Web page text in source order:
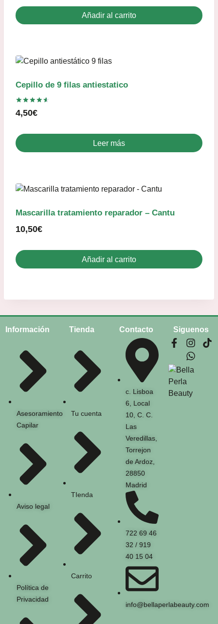
Añadir al carrito
Cepillo de 9 filas antiestatico
Valorado
con
4,50€
Leer más
Mascarilla tratamiento reparador – Cantu
10,50€
Añadir al carrito
Información
Asesoramiento
Capilar
Aviso legal
Política de
Privacidad
Tienda
Tu cuenta
TIenda
Carrito
Contacto
c. Lisboa
6, Local
10, C. C.
Las
Veredillas,
Torrejon
de Ardoz,
28850
Madrid
722 69 46
32 / 919
40 15 04
info@bellaperlabeauty.com
Siguenos